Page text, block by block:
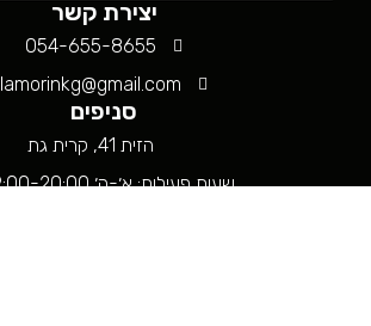
יצירת קשר
054-655-8655
lamorinkg@gmail.com
סניפים
הזית 41, קרית גת
שעות פעילות: א׳-ה׳ 09:00-20:00,